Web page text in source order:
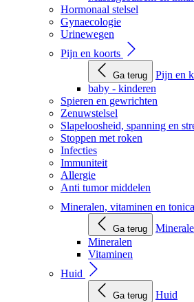
Hormonaal stelsel
Gynaecologie
Urinewegen
Pijn en koorts
Ga terug
Pijn en
baby - kinderen
Spieren en gewrichten
Zenuwstelsel
Slapeloosheid, spanning en
Stoppen met roken
Infecties
Immuniteit
Allergie
Anti tumor middelen
Mineralen, vitaminen en tonica
Ga terug
Mineralen
Vitaminen
Huid
Ga terug
Huid